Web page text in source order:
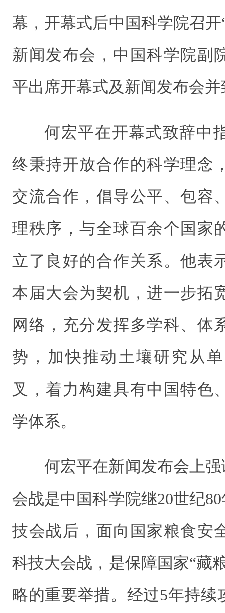
幕，开幕式后中国科学院召
新闻发布会，中国科学院副
平出席开幕式及新闻发布会
何宏平在开幕式致辞中
终秉持开放合作的科学理念
交流合作，倡导公平、包容
理秩序，与全球百余个国家
立了良好的合作关系。他表
本届大会为契机，进一步拓
网络，充分发挥多学科、体
势，加快推动土壤研究从
叉，着力构建具有中国特色
学体系。
何宏平在新闻发布会上
会战是中国科学院继20世纪
技会战后，面向国家粮食安
科技大会战，是保障国家“藏
略的重要举措。经过5年持续